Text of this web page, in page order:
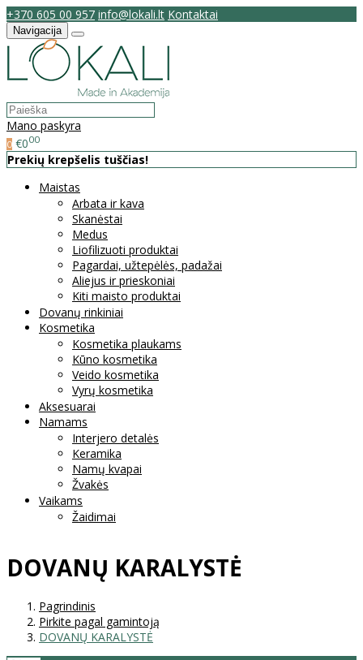
+370 605 00 957 info@lokali.lt Kontaktai
Navigacija
Mano paskyra
0 €000
Prekių krepšelis tuščias!
Maistas
Arbata ir kava
Skanėstai
Medus
Liofilizuoti produktai
Pagardai, užtepėlės, padažai
Aliejus ir prieskoniai
Kiti maisto produktai
Dovanų rinkiniai
Kosmetika
Kosmetika plaukams
Kūno kosmetika
Veido kosmetika
Vyrų kosmetika
Aksesuarai
Namams
Interjero detalės
Keramika
Namų kvapai
Žvakės
Vaikams
Žaidimai
DOVANŲ KARALYSTĖ
Pagrindinis
Pirkite pagal gamintoją
DOVANŲ KARALYSTĖ